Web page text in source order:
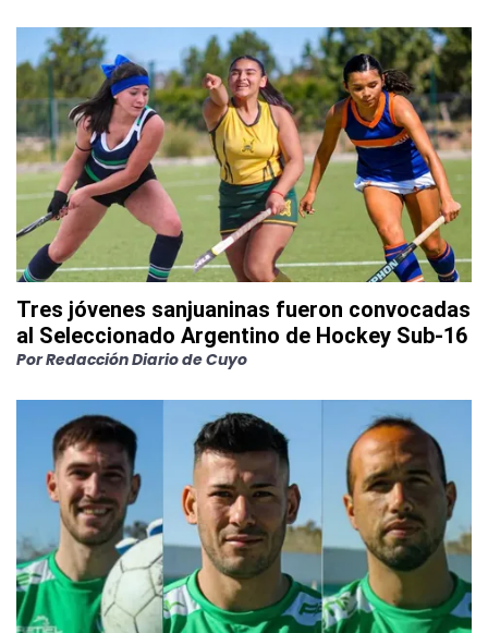
Tres jóvenes sanjuaninas fueron convocadas
al Seleccionado Argentino de Hockey Sub-16
PorRedacción Diario de Cuyo